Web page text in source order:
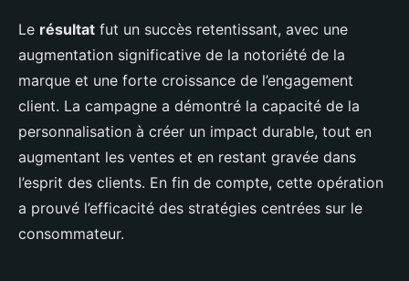
Le résultat fut un succès retentissant, avec une
augmentation significative de la notoriété de la
marque et une forte croissance de l’engagement
client. La campagne a démontré la capacité de la
personnalisation à créer un impact durable, tout en
augmentant les ventes et en restant gravée dans
l’esprit des clients. En fin de compte, cette opération
a prouvé l’efficacité des stratégies centrées sur le
consommateur.